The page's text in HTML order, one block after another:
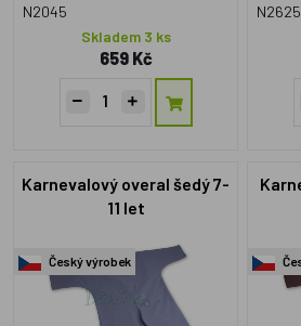
N2045
Skladem 3 ks
659 Kč
Karnevalový overal šedý 7-
11 let
Český výrobek